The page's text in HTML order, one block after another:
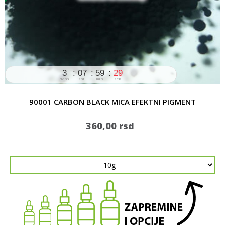
3
dana
07
sati
59
min.
28
sek.
90001 CARBON BLACK MICA EFEKTNI PIGMENT
360,00 rsd